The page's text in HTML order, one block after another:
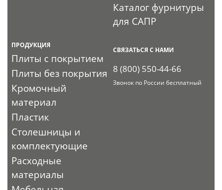
Каталог фурнитуры
для САПР
ПРОДУКЦИЯ
Плиты с покрытием
Плиты без покрытия
Кромочный
материал
Пластик
Столешницы и
комплектующие
Расходные
материалы
СВЯЗАТЬСЯ С НАМИ
8 (800) 550-44-66
Звонок по России бесплатный